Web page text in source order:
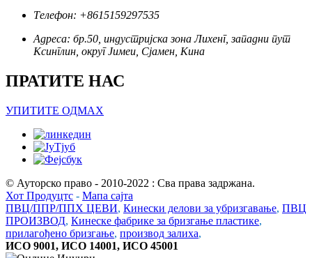
Телефон: +8615159297535
Адреса: бр.50, индустријска зона Лихенг, западни пут
Ксинглин, округ Јимеи, Сјамен, Кина
ПРАТИТЕ НАС
УПИТИТЕ ОДМАХ
© Ауторско право - 2010-2022 : Сва права задржана.
Хот Продуцтс - Мапа сајта
ПВЦ/ППР/ППХ ЦЕВИ, Кинески делови за убризгавање, ПВЦ
ПРОИЗВОД, Кинеске фабрике за бризгање пластике,
прилагођено бризгање, производ залиха,
ИСО 9001, ИСО 14001, ИСО 45001